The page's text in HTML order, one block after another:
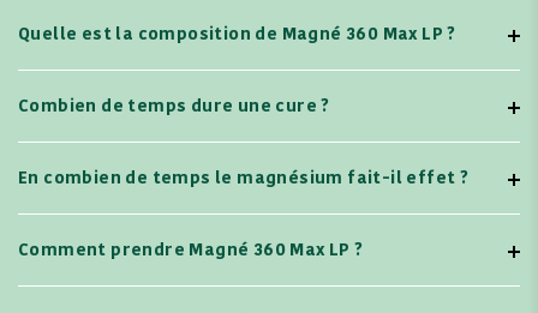
Quelle est la composition de Magné 360 Max LP ?
Combien de temps dure une cure ?
En combien de temps le magnésium fait-il effet ?
Comment prendre Magné 360 Max LP ?